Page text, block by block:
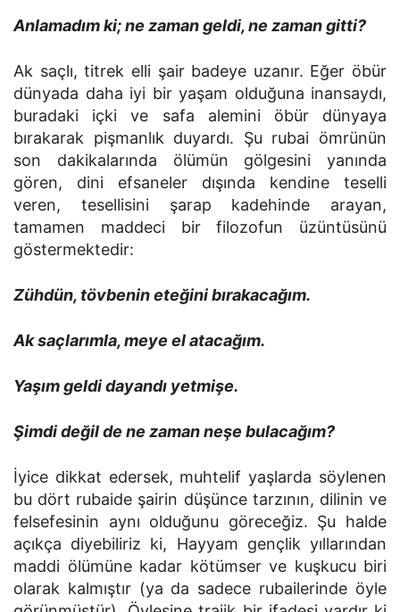
Anlamadım ki; ne zaman geldi, ne zaman gitti?
Ak saçlı, titrek elli şair badeye uzanır. Eğer öbür
dünyada daha iyi bir yaşam olduğuna inansaydı,
buradaki içki ve safa alemini öbür dünyaya
bırakarak pişmanlık duyardı. Şu rubai ömrünün
son dakikalarında ölümün gölgesini yanında
gören, dini efsaneler dışında kendine teselli
veren, tesellisini şarap kadehinde arayan,
tamamen maddeci bir filozofun üzüntüsünü
göstermektedir:
Zühdün, tövbenin eteğini bırakacağım.
Ak saçlarımla, meye el atacağım.
Yaşım geldi dayandı yetmişe.
Şimdi değil de ne zaman neşe bulacağım?
İyice dikkat edersek, muhtelif yaşlarda söylenen
bu dört rubaide şairin düşünce tarzının, dilinin ve
felsefesinin aynı olduğunu göreceğiz. Şu halde
açıkça diyebiliriz ki, Hayyam gençlik yıllarından
maddi ölümüne kadar kötümser ve kuşkucu biri
olarak kalmıştır (ya da sadece rubailerinde öyle